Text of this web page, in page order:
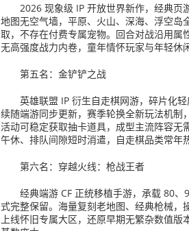
2026 现象级 IP 开放世界新作，经典
地图无空气墙，平原、火山、深海、浮空
取，不存在付费专属宠物。回合对战沿用属
无高强度战力内卷，童年情怀玩家与年轻休
第五名：金铲铲之战
英雄联盟 IP 衍生自走棋网游，碎片化
续随端游同步更新，赛季轮换全新玩法机制
活动可稳定获取抽卡道具，成型主流阵容
午休、排队间隙短时消遣，自走棋品类常年
第六名：穿越火线：枪战王者
经典端游 CF 正统移植手游，承载 80
式完整保留。海量复刻老地图、经典枪械
上线怀旧专属大区，还原早期无繁杂数值